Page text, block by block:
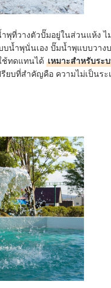
พุที่วางตัวปั๊มอยู่ในส่วนแห้ง
บน้ำพุนั่นเอง ปั๊มน้ำพุแบบวา
ช้ทดแทนได้ เหมาะสำหรับระ
รียบที่สำคัญคือ ความไม่เป็นร